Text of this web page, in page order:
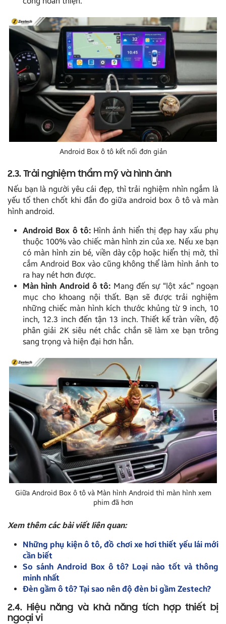
Android Box ô tô kết nối đơn giản
2.3. Trải nghiệm thẩm mỹ và hình ảnh
Nếu bạn là người yêu cái đẹp, thì trải nghiệm nhìn ngắm là
yếu tố then chốt khi đắn đo giữa android box ô tô và màn
hình android.
Android Box ô tô:Hình ảnh hiển thị đẹp hay xấu phụ
thuộc 100% vào chiếc màn hình zin của xe. Nếu xe bạn
có màn hình zin bé, viền dày cộp hoặc hiển thị mờ, thì
cắm Android Box vào cũng không thể làm hình ảnh to
ra hay nét hơn được.
Màn hình Android ô tô: Mang đến sự “lột xác” ngoạn
mục cho khoang nội thất. Bạn sẽ được trải nghiệm
những chiếc màn hình kích thước khủng từ 9 inch, 10
inch, 12.3 inch đến tận 13 inch. Thiết kế tràn viền, độ
phân giải 2K siêu nét chắc chắn sẽ làm xe bạn trông
sang trọng và hiện đại hơn hẳn.
Giữa Android Box ô tô và Màn hình Android thì màn hình xem
phim đã hơn
Xem thêm các bài viết liên quan:
Những phụ kiện ô tô, đồ chơi xe hơi thiết yếu lái mới
cần biết
So sánh Android Box ô tô? Loại nào tốt và thông
minh nhất
Đèn gầm ô tô? Tại sao nên độ đèn bi gầm Zestech?
2.4. Hiệu năng và khả năng tích hợp thiết bị
ngoại vi